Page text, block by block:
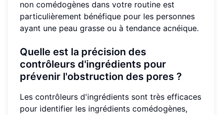
non comédogènes dans votre routine est
particulièrement bénéfique pour les personnes
ayant une peau grasse ou à tendance acnéique.
Quelle est la précision des
contrôleurs d'ingrédients pour
prévenir l'obstruction des pores ?
Les contrôleurs d'ingrédients sont très efficaces
pour identifier les ingrédients comédogènes,